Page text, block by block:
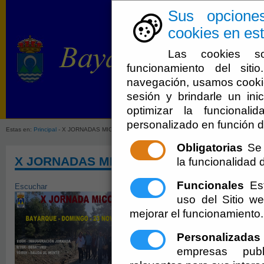
Sus
cookies en
Las cookies
funcionamiento del
navegación, usamos
sesión y brindarle un
optimizar la
personalizado en función
Obligatorias
la funcionalidad
Funcionales
uso del Sitio
mejorar el funcionamiento.
Personalizadas
empresas
Estas en: Principal - X JORNADAS MICOLOGICAS 2025 BAYARQUE
X JORNADAS MICOLOGICAS 2025
Escuchar